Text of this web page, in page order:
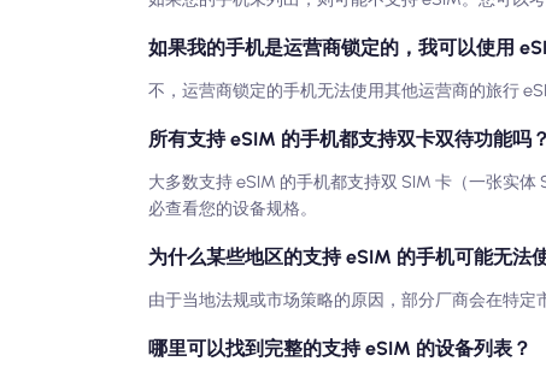
如果我的手机是运营商锁定的，我可以使用
不，运营商锁定的手机无法使用其他运营商的旅行
所有支持 eSIM 的手机都支持双卡双待功能吗？
大多数支持 eSIM 的手机都支持双 SIM 卡（一张实
必查看您的设备规格。
为什么某些地区的支持 eSIM 的手机可能无法
由于当地法规或市场策略的原因，部分厂商会在特定
哪里可以找到完整的支持 eSIM 的设备列表？